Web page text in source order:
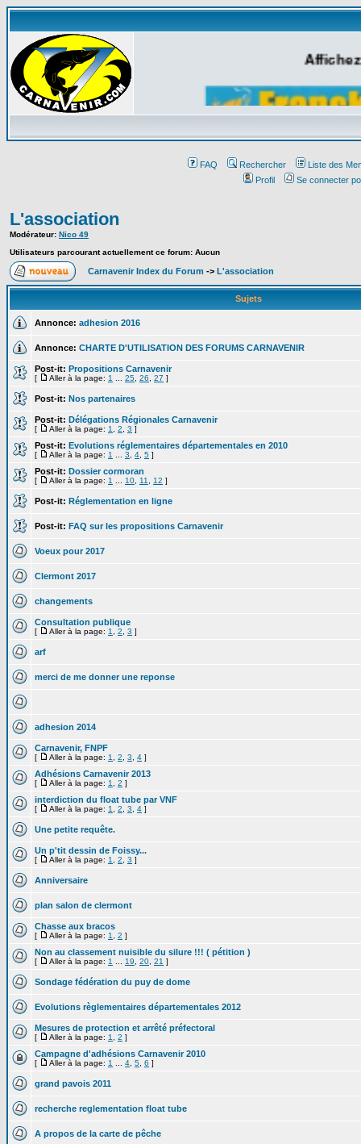
FAQ Rechercher
Liste des
Profil
Se connecter
L'association
Modérateur: Nico 49
Utilisateurs parcourant actuellement ce forum: Aucun
Carnavenir Index du Forum -> L'association
Sujets
Annonce: adhesion 2016
Annonce: CHARTE D'UTILISATION DES FORUMS CARNAVENIR
Post-it: Propositions Carnavenir
[ Aller à la page: 1 25 26 27 ]
Post-it: Nos partenaires
Post-it: Délégations Régionales Carnavenir
[ Aller à la page: 1 2 3 ]
Post-it: Evolutions réglementaires départementales en 2010
[ Aller à la page: 1 3 4 5 ]
Post-it: Dossier cormoran
[ Aller à la page: 1 10 11 12 ]
Post-it: Réglementation en ligne
Post-it: FAQ sur les propositions Carnavenir
Voeux pour 2017
Clermont 2017
changements
Consultation publique
[ Aller à la page: 1 2 3 ]
arf
merci de me donner une reponse
adhesion 2014
Carnavenir, FNPF
[ Aller à la page: 1 2 3 4 ]
Adhésions Carnavenir 2013
[ Aller à la page: 1 2 ]
interdiction du float tube par VNF
[ Aller à la page: 1 2 3 4 ]
Une petite requête.
Un p'tit dessin de Foissy...
[ Aller à la page: 1 2 3 ]
Anniversaire
plan salon de clermont
Chasse aux bracos
[ Aller à la page: 1 2 ]
Non au classement nuisible du silure !!! ( pétition )
[ Aller à la page: 1 19 20 21 ]
Sondage fédération du puy de dome
Evolutions règlementaires départementales 2012
Mesures de protection et arrêté préfectoral
[ Aller à la page: 1 2 ]
Campagne d'adhésions Carnavenir 2010
[ Aller à la page: 1 4 5 6 ]
grand pavois 2011
recherche reglementation float tube
A propos de la carte de pêche